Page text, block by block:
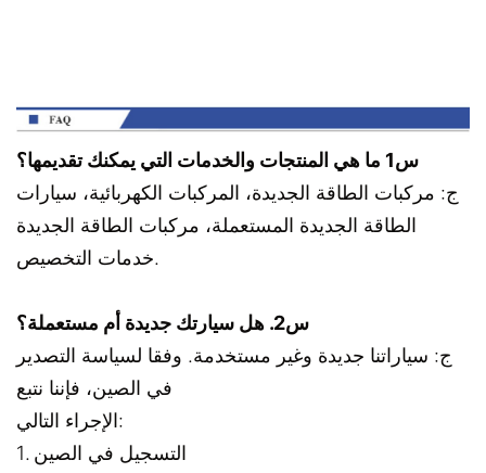
س1 ما هي المنتجات والخدمات التي يمكنك تقديمها؟
ج: مركبات الطاقة الجديدة، المركبات الكهربائية، سيارات
الطاقة الجديدة المستعملة، مركبات الطاقة الجديدة
خدمات التخصيص.
س2. هل سيارتك جديدة أم مستعملة؟
ج: سياراتنا جديدة وغير مستخدمة. وفقا لسياسة التصدير
في الصين، فإننا نتبع
الإجراء التالي:
1. التسجيل في الصين